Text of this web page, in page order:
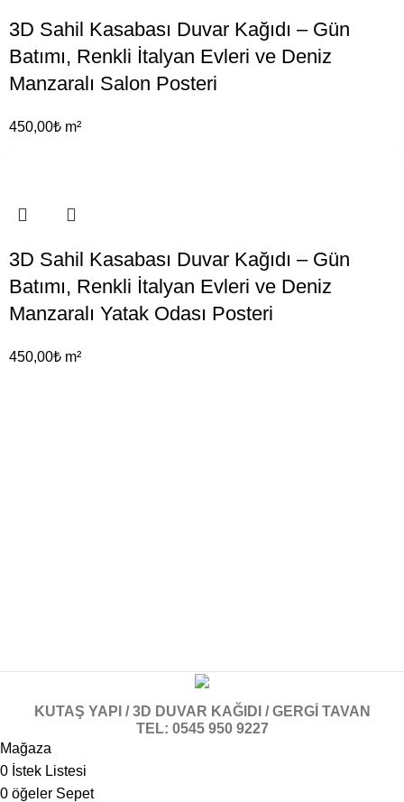
3D Sahil Kasabası Duvar Kağıdı – Gün
Batımı, Renkli İtalyan Evleri ve Deniz
Manzaralı Salon Posteri
450,00₺ m²
3D Sahil Kasabası Duvar Kağıdı – Gün
Batımı, Renkli İtalyan Evleri ve Deniz
Manzaralı Yatak Odası Posteri
450,00₺ m²
KUTAŞ YAPI / 3D DUVAR KAĞIDI / GERGİ TAVAN
TEL: 0545 950 9227
Mağaza
0 İstek Listesi
0 öğeler Sepet